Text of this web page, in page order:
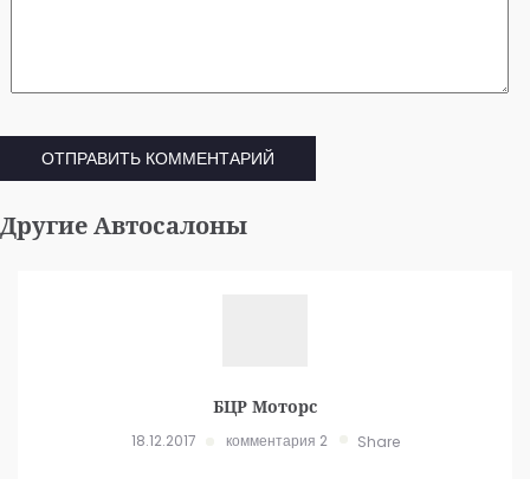
Другие Автосалоны
БЦР Моторс
18.12.2017 комментария 2 Share